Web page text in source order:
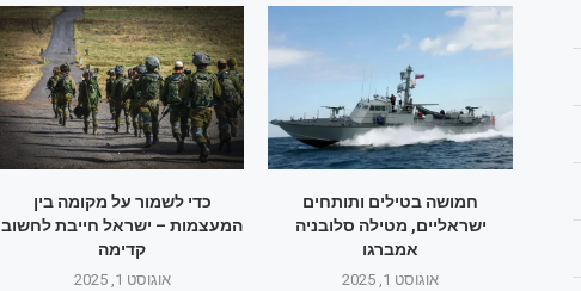
כדי לשמור על מקומה בין
המעצמות – ישראל חייבת לחשוב
קדימה
אוגוסט 1, 2025
חמושה בטילים ותותחים
ישראליים, מטילה סלובניה
אמברגו
אוגוסט 1, 2025